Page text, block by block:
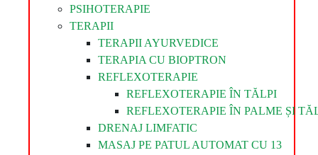
PSIHOTERAPIE
TERAPII
TERAPII AYURVEDICE
TERAPIA CU BIOPTRON
REFLEXOTERAPIE
REFLEXOTERAPIE ÎN TĂLPI
REFLEXOTERAPIE ÎN PALME ȘI
DRENAJ LIMFATIC
MASAJ PE PATUL AUTOMAT CU 13